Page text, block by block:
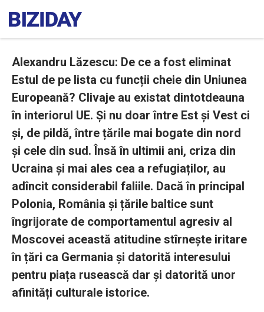
Alexandru Lăzescu: De ce a fost eliminat
Estul de pe lista cu funcții cheie din Uniunea
Europeană? Clivaje au existat dintotdeauna
în interiorul UE. Și nu doar între Est și Vest ci
și, de pildă, între țările mai bogate din nord
și cele din sud. Însă în ultimii ani, criza din
Ucraina și mai ales cea a refugiaților, au
adîncit considerabil faliile. Dacă în principal
Polonia, România și țările baltice sunt
îngrijorate de comportamentul agresiv al
Moscovei această atitudine stîrnește iritare
în țări ca Germania și datorită interesului
pentru piața rusească dar și datorită unor
afinități culturale istorice.